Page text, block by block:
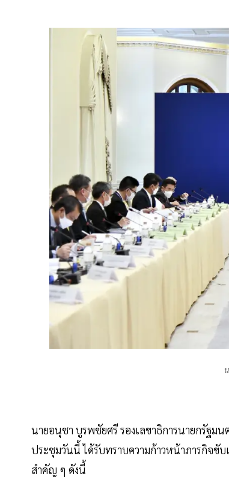
นายอนุชา บูรพชัยศรี รองเลขาธิการนายกรัฐม
ประชุมวันนี้ ได้รับทราบความก้าวหน้าภารกิจขั
สำคัญ ๆ ดังนี้